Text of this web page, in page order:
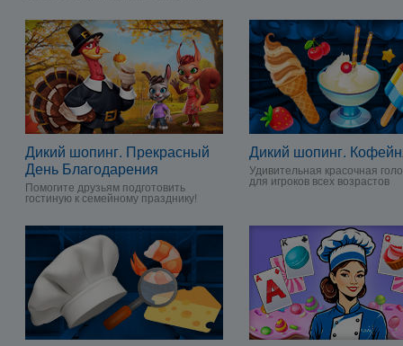
Дикий шопинг. Прекрасный
День Благодарения
Помогите друзьям подготовить
гостиную к семейному празднику!
Дикий шопинг.
Удивительная красочная
для игроков всех возрастов